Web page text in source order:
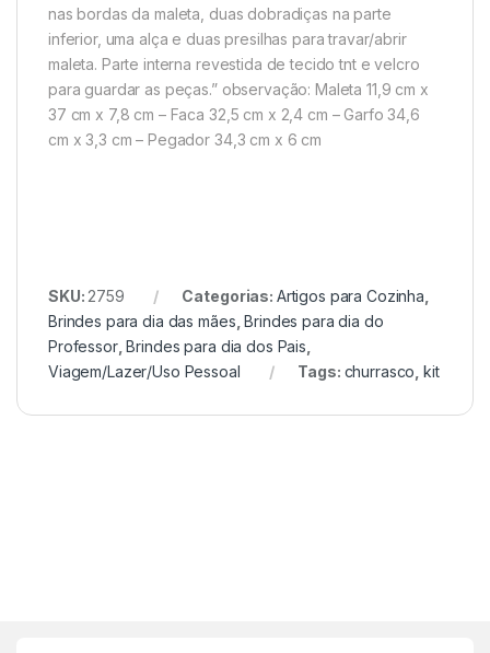
nas bordas da maleta, duas dobradiças na parte
inferior, uma alça e duas presilhas para travar/abrir
maleta. Parte interna revestida de tecido tnt e velcro
para guardar as peças.” observação: Maleta 11,9 cm x
37 cm x 7,8 cm – Faca 32,5 cm x 2,4 cm – Garfo 34,6
cm x 3,3 cm – Pegador 34,3 cm x 6 cm
SKU: 2759 Categorias: Artigos para Cozinha
Brindes para dia das mães ,Brindes para dia do
Professor,Brindes para dia dos Pais
Viagem/Lazer/Uso Pessoal
Tags: churrasco ,kit